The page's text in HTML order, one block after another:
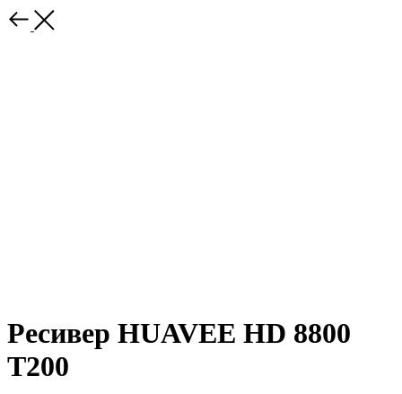
Ресивер HUAVEE HD 8800
T200